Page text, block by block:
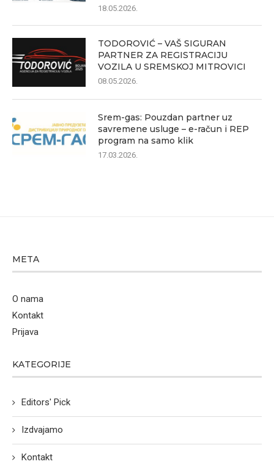
18.05.2026.
TODOROVIĆ – VAŠ SIGURAN
PARTNER ZA REGISTRACIJU
VOZILA U SREMSKOJ MITROVICI
08.05.2026.
Srem-gas: Pouzdan partner uz
savremene usluge – e-račun i REP
program na samo klik
17.03.2026.
META
O nama
Kontakt
Prijava
KATEGORIJE
Editors' Pick
Izdvajamo
Kontakt